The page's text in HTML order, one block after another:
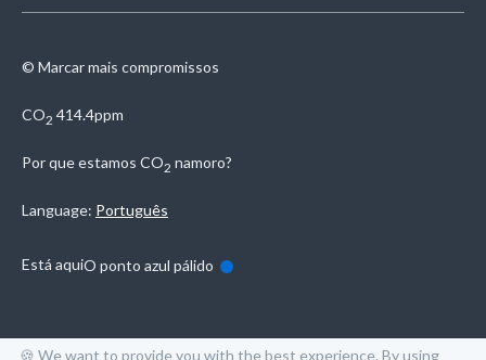
© Marcar mais compromissos
CO2 414.4ppm
Por que estamos CO2 namoro?
Language: Português
Está aquiO ponto azul pálido
🍪 We want to provide you with the best experience. By using